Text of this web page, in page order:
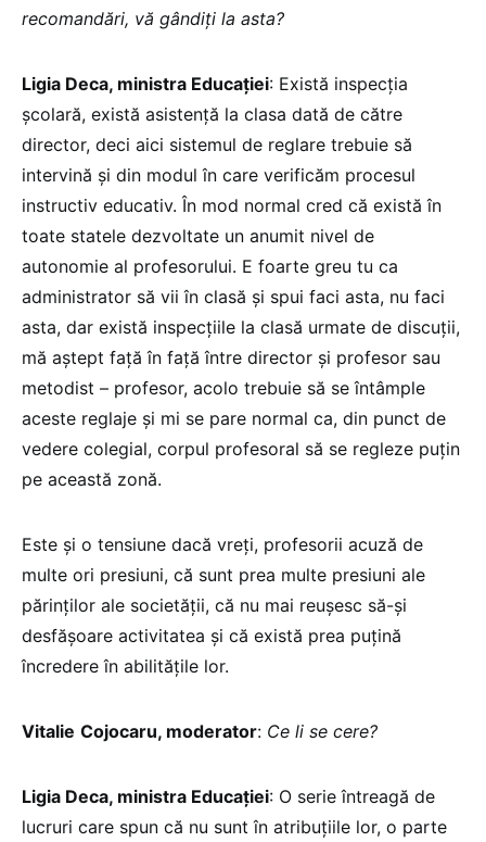
recomandări, vă gândiți la asta?
Ligia Deca, ministra Educației: Există inspecția
școlară, există asistență la clasa dată de către
director, deci aici sistemul de reglare trebuie să
intervină și din modul în care verificăm procesul
instructiv educativ. În mod normal cred că există în
toate statele dezvoltate un anumit nivel de
autonomie al profesorului. E foarte greu tu ca
administrator să vii în clasă și spui faci asta, nu faci
asta, dar există inspecțiile la clasă urmate de discuții,
mă aștept față în față între director și profesor sau
metodist – profesor, acolo trebuie să se întâmple
aceste reglaje și mi se pare normal ca, din punct de
vedere colegial, corpul profesoral să se regleze puțin
pe această zonă.
Este și o tensiune dacă vreți, profesorii acuză de
multe ori presiuni, că sunt prea multe presiuni ale
părinților ale societății, că nu mai reușesc să-și
desfășoare activitatea și că există prea puțină
încredere în abilitățile lor.
Vitalie Cojocaru, moderator: Ce li se cere?
Ligia Deca, ministra Educației: O serie întreagă de
lucruri care spun că nu sunt în atribuțiile lor, o parte